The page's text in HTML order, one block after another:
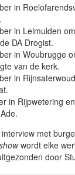
in
in Leimuiden
DA Drogist.
in Woubrugge
van de kerk.
in
in Rijpwetering
met
wordt elke
door